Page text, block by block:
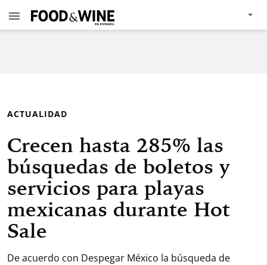
ACTUALIDAD
Crecen hasta 285% las
búsquedas de boletos y
servicios para playas
mexicanas durante Hot
Sale
De acuerdo con Despegar México la búsqueda de